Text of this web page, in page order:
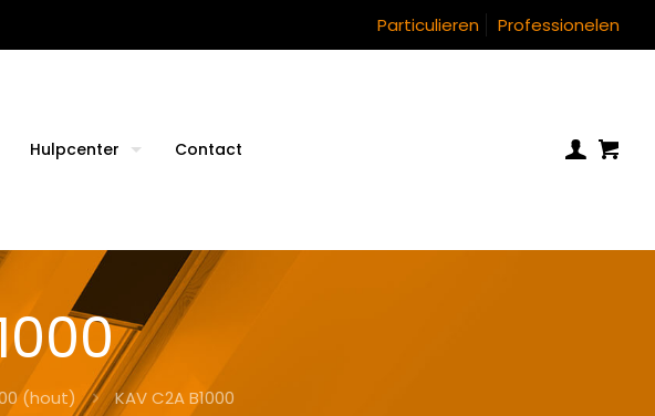
Particulieren Professionelen
Hulpcenter Contact
(hout) KAV C2A B1000